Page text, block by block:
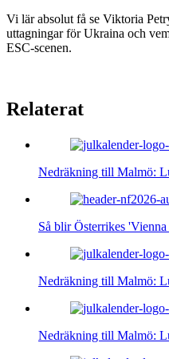
Vi lär absolut få se Viktoria
uttagningar för Ukraina och
ESC-scenen.
Relaterat
Nedräkning till Malmö:
Så blir Österrikes
Nedräkning till Malmö:
Nedräkning till Malmö: